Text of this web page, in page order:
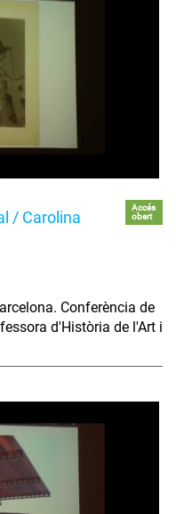
/ Carolina
Accés
obert
Conferència de
d'Història de l'Art i